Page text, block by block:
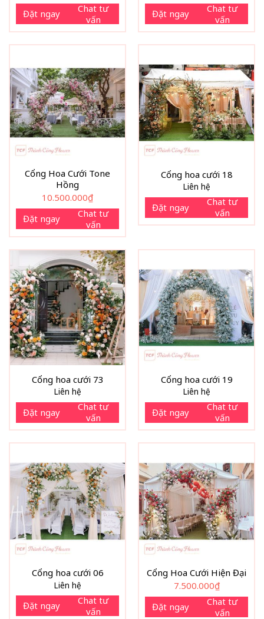
Đặt ngay
Chat tư
vấn
Đặt ngay
Chat tư
vấn
Cổng Hoa Cưới Tone
Hồng
10.500.000₫
Đặt ngay
Chat tư
vấn
Cổng hoa cưới 18
Liên hệ
Đặt ngay
Chat tư
vấn
Cổng hoa cưới 73
Liên hệ
Đặt ngay
Chat tư
vấn
Cổng hoa cưới 19
Liên hệ
Đặt ngay
Chat tư
vấn
Cổng hoa cưới 06
Liên hệ
Đặt ngay
Chat tư
vấn
Cổng Hoa Cưới Hiện Đại
7.500.000₫
Đặt ngay
Chat tư
vấn